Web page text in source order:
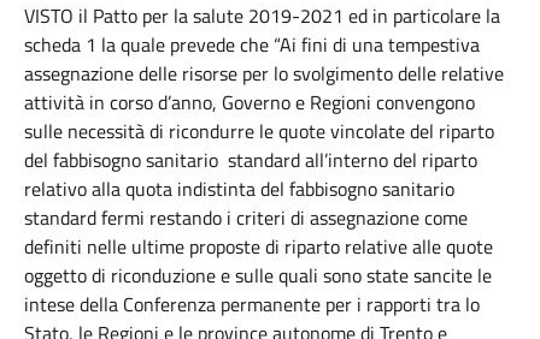
VISTO il Patto per la salute 2019-2021 ed in particolare la
scheda 1 la quale prevede che “Ai fini di una tempestiva
assegnazione delle risorse per lo svolgimento delle relative
attività in corso d’anno, Governo e Regioni convengono
sulle necessità di ricondurre le quote vincolate del riparto
del fabbisogno sanitario standard all’interno del riparto
relativo alla quota indistinta del fabbisogno sanitario
standard fermi restando i criteri di assegnazione come
definiti nelle ultime proposte di riparto relative alle quote
oggetto di riconduzione e sulle quali sono state sancite le
intese della Conferenza permanente per i rapporti tra lo
Stato, le Regioni e le province autonome di Trento e